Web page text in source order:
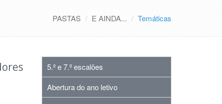
PASTAS E AINDA... Temáticas
5.º e 7.º escalões
Abertura do ano letivo